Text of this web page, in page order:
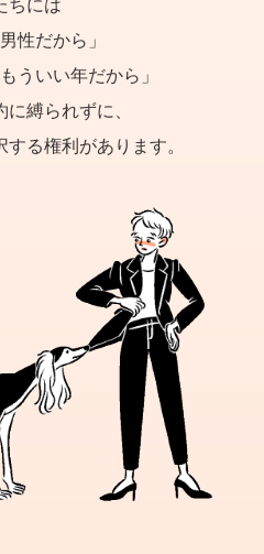
ちには
性だから」
ういい年だから」
に縛られずに、
る権利があります。